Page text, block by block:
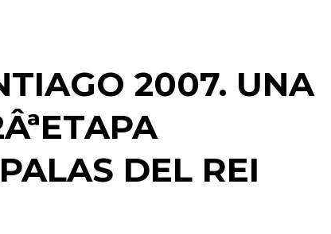
2007. UNA
DEL REI